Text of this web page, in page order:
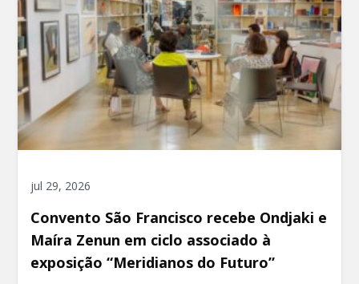
jul 29, 2026
Convento São Francisco recebe Ondjaki e
Maíra Zenun em ciclo associado à
exposição “Meridianos do Futuro”